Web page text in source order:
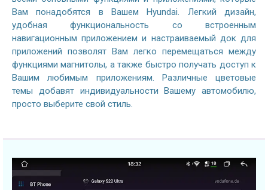
Вам понадобятся в Вашем Hyundai. Легкий дизайн,
удобная функциональность со встроенным
навигационным приложением и настраиваемый док для
приложений позволят Вам легко перемещаться между
функциями магнитолы, а также быстро получать доступ к
Вашим любимым приложениям. Различные цветовые
темы добавят индивидуальности Вашему автомобилю,
просто выберите свой стиль.